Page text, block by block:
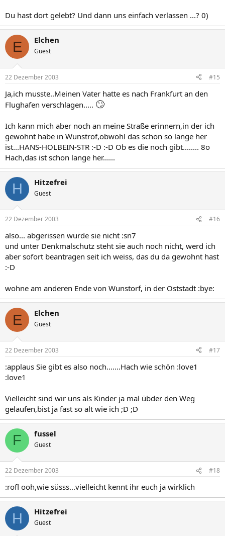
Du hast dort gelebt? Und dann uns einfach verlassen ...? 0)
E Elchen
Guest
22 Dezember 2003 #15
Ja,ich musste..Meinen Vater hatte es nach Frankfurt an den
Flughafen verschlagen..... 🙄
Ich kann mich aber noch an meine Straße erinnern,in der ich
gewohnt habe in Wunstrof,obwohl das schon so lange her
ist...HANS-HOLBEIN-STR :-D :-D Ob es die noch gibt........ 8o
Hach,das ist schon lange her......
H Hitzefrei
Guest
22 Dezember 2003 #16
also... abgerissen wurde sie nicht :sn7
und unter Denkmalschutz steht sie auch noch nicht, werd ich
aber sofort beantragen seit ich weiss, das du da gewohnt hast
:-D
wohne am anderen Ende von Wunstorf, in der Oststadt :bye:
E Elchen
Guest
22 Dezember 2003 #17
:applaus Sie gibt es also noch.......Hach wie schön :love1
:love1
Vielleicht sind wir uns als Kinder ja mal übder den Weg
gelaufen,bist ja fast so alt wie ich ;D ;D
F fussel
Guest
22 Dezember 2003 #18
:rofl ooh,wie süsss...vielleicht kennt ihr euch ja wirklich
H Hitzefrei
Guest